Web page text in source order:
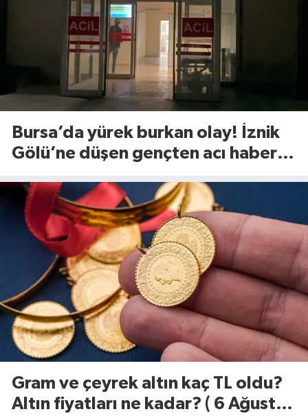
Bursa’da yürek burkan olay! İznik
Gölü’ne düşen gençten acı haber
Gram ve çeyrek altın kaç TL oldu?
Altın fiyatları ne kadar? ( 6 Ağustos